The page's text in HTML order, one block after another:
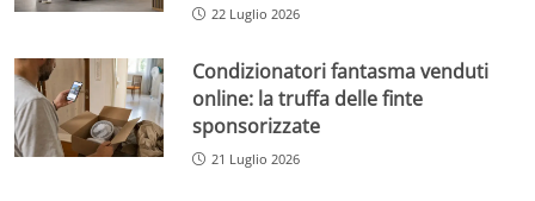
22 Luglio 2026
Condizionatori fantasma venduti
online: la truffa delle finte
sponsorizzate
21 Luglio 2026